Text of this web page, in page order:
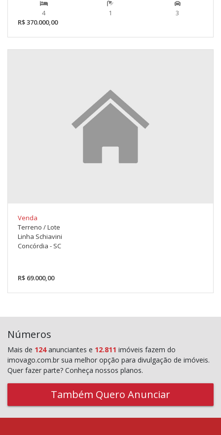
4 1
3
R$ 370.000,00
Venda
Terreno / Lote
Linha Schiavini
Concórdia - SC
R$ 69.000,00
Números
Mais de 124anunciantes e 12.811 imóveis fazem do
imovago.com.br sua melhor opção para divulgação de imóveis.
Quer fazer parte? Conheça nossos planos.
Também Quero Anunciar